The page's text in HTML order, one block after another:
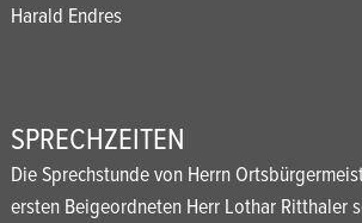
Harald Endres
SPRECHZEITEN
Die Sprechstunde von Herrn
ersten Beigeordneten Herr Lothar Ritthaler